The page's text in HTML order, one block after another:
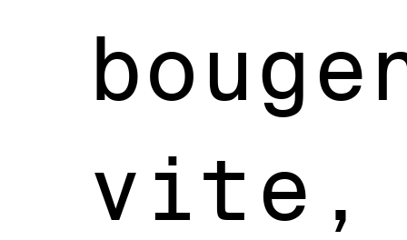
vite,